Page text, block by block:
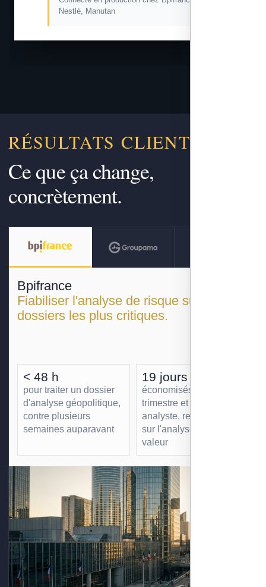
Nestlé, Manutan
RÉSULTATS CLIENTS
Ce que ça change,
concrètement.
Bpifrance
Fiabiliser l'analyse de risque sur les
dossiers les plus critiques.
< 48 h
pour traiter un dossier
d'analyse géopolitique,
contre plusieurs
semaines auparavant
19 jours
économisés par
trimestre et par
analyste, redéployés
sur l'analyse à forte
valeur